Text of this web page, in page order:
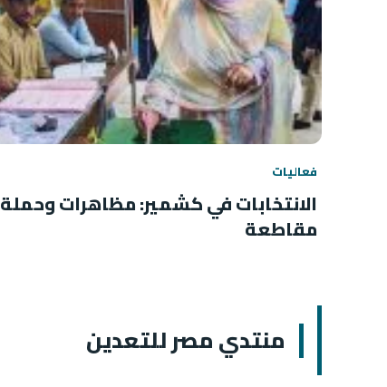
فعاليات
الانتخابات في كشمير: مظاهرات وحملة
مقاطعة
منتدي مصر للتعدين